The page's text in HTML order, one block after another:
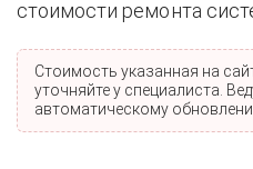
стоимости ремонта
Стоимость указанная на
уточняйте у специалиста.
автоматическому